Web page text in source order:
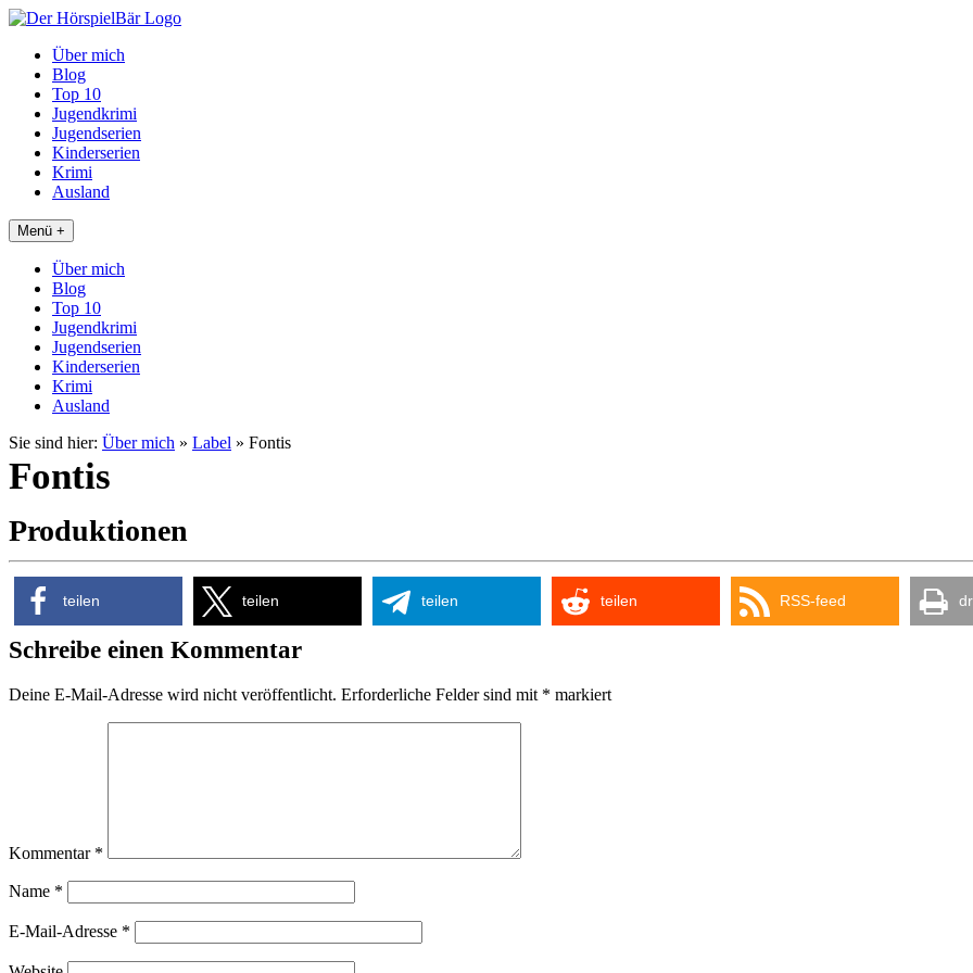
Über mich
Blog
Top 10
Jugendkrimi
Jugendserien
Kinderserien
Krimi
Ausland
Menü +
Über mich
Blog
Top 10
Jugendkrimi
Jugendserien
Kinderserien
Krimi
Ausland
Sie sind hier: Über mich » Label » Fontis
Fontis
Produktionen
teilen teilen teilen teilen RSS-feed
Schreibe einen Kommentar
Deine E-Mail-Adresse wird nicht veröffentlicht. Erforderliche Felder sind mit * markiert
Kommentar *
Name *
E-Mail-Adresse *